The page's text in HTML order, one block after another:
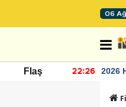
06
Flaş 22:26
2026